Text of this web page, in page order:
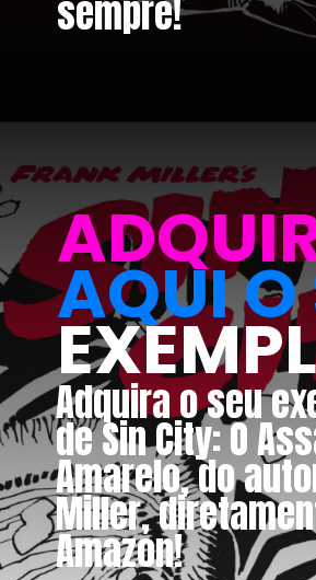
sempre!
AQUI O
Adquira o seu
deSin City: O
Amarelo, do
Miller,
Amazon!